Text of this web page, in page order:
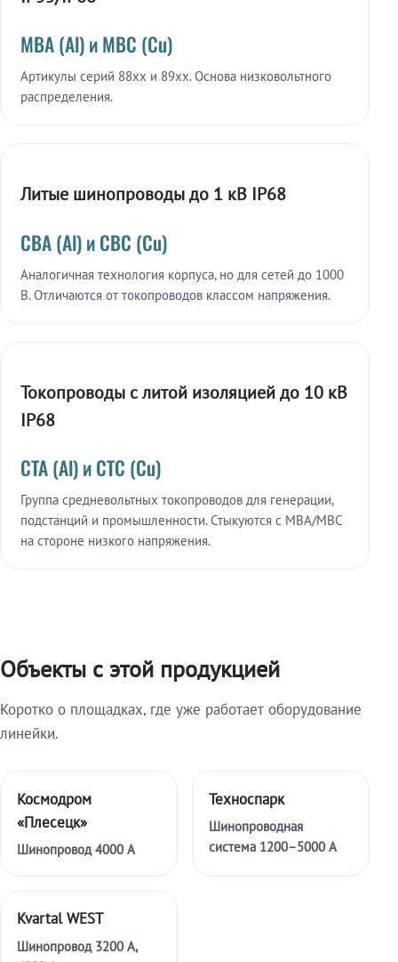
МВА (Al) и МВС (Cu)
Артикулы серий 88xx и 89xx. Основа низковольтного
распределения.
Литые шинопроводы до 1 кВ IP68
СВА (Al) и СВС (Cu)
Аналогичная технология корпуса, но для сетей до 1000
В. Отличаются от токопроводов классом напряжения.
Токопроводы с литой изоляцией до 10 кВ
IP68
СТА (Al) и СТС (Cu)
Группа средневольтных токопроводов для генерации,
подстанций и промышленности. Стыкуются с МВА/МВС
на стороне низкого напряжения.
Объекты с этой продукцией
Коротко о площадках, где уже работает оборудование
линейки.
Космодром
«Плесецк»
Шинопровод 4000 А
Техноспарк
Шинопроводная
система 1200–5000 А
Kvartal WEST
Шинопровод 3200 А,